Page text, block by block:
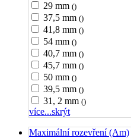
29 mm ()
37,5 mm ()
41,8 mm ()
54 mm ()
40,7 mm ()
45,7 mm ()
50 mm ()
39,5 mm ()
31, 2 mm ()
více...skrýt
Maximální rozevření (Am)